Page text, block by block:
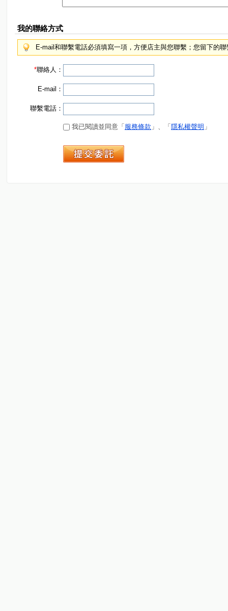
我的聯絡方式
E-mail和聯繫電話必須填寫一項，方便店主與您聯繫；您留下的
*聯絡人：
E-mail：
聯繫電話：
我已閱讀並同意「 服務條款 」、「 隱私權聲明 」